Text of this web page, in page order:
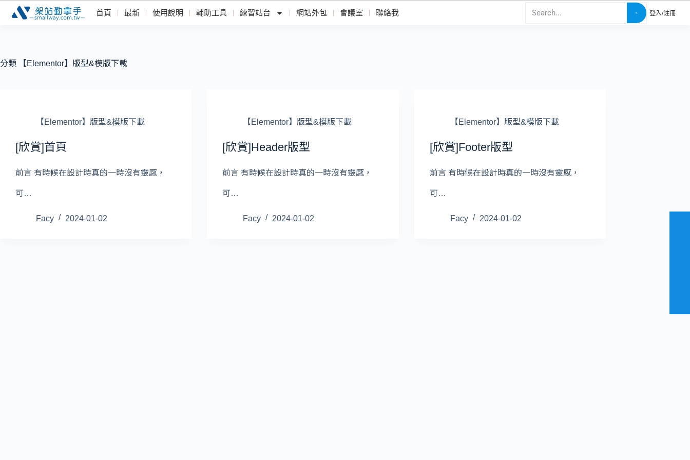
首頁 最新 使用說明 輔助工具 練習站台 網站外包 會議室 聯絡我 登入/註冊
分類 【Elementor】版型&模版下載
【Elementor】版型&模版下載
[欣賞]首頁
前言 有時候在設計時真的一時沒有靈感，
可…
Facy 2024-01-02
【Elementor】版型&模版下載
[欣賞]Header版型
前言 有時候在設計時真的一時沒有靈感，
可…
Facy 2024-01-02
【Elementor】版型&模版下載
[欣賞]Footer版型
前言 有時候在設計時真的一時沒有靈感，
可…
Facy 2024-01-02